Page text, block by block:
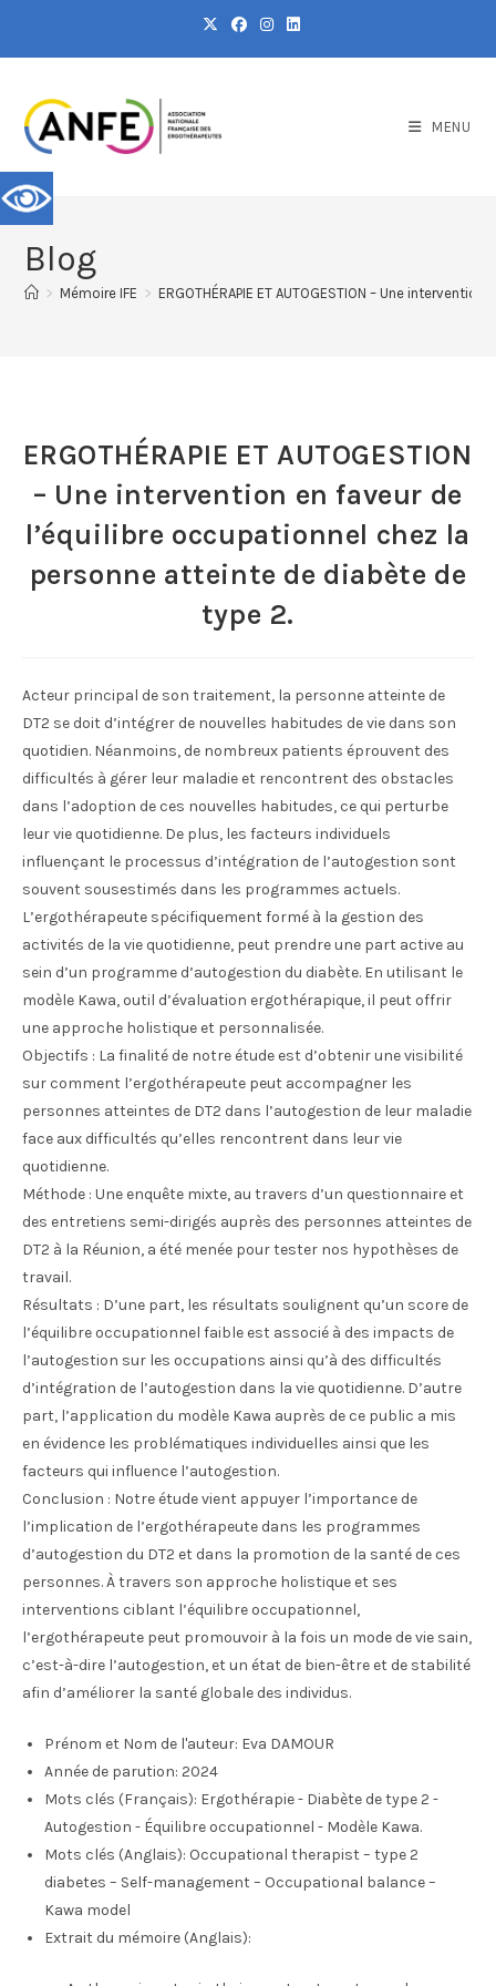
MENU
Blog
> Mémoire IFE > ERGOTHÉRAPIE ET AUTOGESTION – Une
ERGOTHÉRAPIE ET AUTOGESTION
– Une intervention en faveur de
l’équilibre occupationnel chez la
personne atteinte de diabète de
type 2.
Acteur principal de son traitement, la personne atteinte de
DT2 se doit d’intégrer de nouvelles habitudes de vie dans son
quotidien. Néanmoins, de nombreux patients éprouvent des
difficultés à gérer leur maladie et rencontrent des obstacles
dans l’adoption de ces nouvelles habitudes, ce qui perturbe
leur vie quotidienne. De plus, les facteurs individuels
influençant le processus d’intégration de l’autogestion sont
souvent sousestimés dans les programmes actuels.
L’ergothérapeute spécifiquement formé à la gestion des
activités de la vie quotidienne, peut prendre une part active au
sein d’un programme d’autogestion du diabète. En utilisant le
modèle Kawa, outil d’évaluation ergothérapique, il peut offrir
une approche holistique et personnalisée.
Objectifs : La finalité de notre étude est d’obtenir une visibilité
sur comment l’ergothérapeute peut accompagner les
personnes atteintes de DT2 dans l’autogestion de leur maladie
face aux difficultés qu’elles rencontrent dans leur vie
quotidienne.
Méthode : Une enquête mixte, au travers d’un questionnaire et
des entretiens semi-dirigés auprès des personnes atteintes de
DT2 à la Réunion, a été menée pour tester nos hypothèses de
travail.
Résultats : D’une part, les résultats soulignent qu’un score de
l’équilibre occupationnel faible est associé à des impacts de
l’autogestion sur les occupations ainsi qu’à des difficultés
d’intégration de l’autogestion dans la vie quotidienne. D’autre
part, l’application du modèle Kawa auprès de ce public a mis
en évidence les problématiques individuelles ainsi que les
facteurs qui influence l’autogestion.
Conclusion : Notre étude vient appuyer l’importance de
l’implication de l’ergothérapeute dans les programmes
d’autogestion du DT2 et dans la promotion de la santé de ces
personnes. À travers son approche holistique et ses
interventions ciblant l’équilibre occupationnel,
l’ergothérapeute peut promouvoir à la fois un mode de vie sain,
c’est-à-dire l’autogestion, et un état de bien-être et de stabilité
afin d’améliorer la santé globale des individus.
Prénom et Nom de l'auteur: Eva DAMOUR
Année de parution: 2024
Mots clés (Français): Ergothérapie - Diabète de type 2 -
Autogestion - Équilibre occupationnel - Modèle Kawa.
Mots clés (Anglais): Occupational therapist – type 2
diabetes – Self-management – Occupational balance –
Kawa model
Extrait du mémoire (Anglais):